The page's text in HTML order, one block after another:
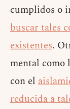
cumplidos o
buscar tales
existentes.
mental como
con el
reducida a